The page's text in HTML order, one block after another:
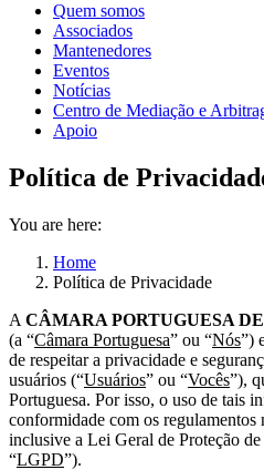
Quem somos
Associados
Mantenedores
Eventos
Notícias
Centro de Mediação e
Apoio
Política de
You are here:
Home
Política de Privacidade
A CÂMARA PORTUGUESA
(a “Câmara Portuguesa” ou “Nós”)
de respeitar a privacidade e
usuários (“Usuários” ou “Vocês”),
Portuguesa. Por isso, o uso de tais
conformidade com os regulamentos
inclusive a Lei Geral de Proteção
“LGPD”).